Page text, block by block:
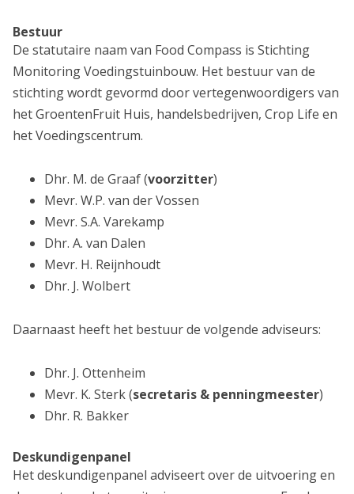
Bestuur
De statutaire naam van Food Compass is Stichting
Monitoring Voedingstuinbouw. Het bestuur van de
stichting wordt gevormd door vertegenwoordigers van
het GroentenFruit Huis, handelsbedrijven, Crop Life en
het Voedingscentrum.
Dhr. M. de Graaf (voorzitter)
Mevr. W.P. van der Vossen
Mevr. S.A. Varekamp
Dhr. A. van Dalen
Mevr. H. Reijnhoudt
Dhr. J. Wolbert
Daarnaast heeft het bestuur de volgende adviseurs:
Dhr. J. Ottenheim
Mevr. K. Sterk (secretaris & penningmeester)
Dhr. R. Bakker
Deskundigenpanel
Het deskundigenpanel adviseert over de uitvoering en